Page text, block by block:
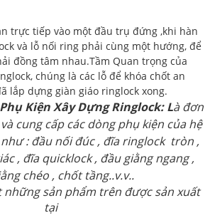
trực tiếp vào một đầu trụ đứng ,khi hàn
và lỗ nối ring phải cùng một hướng, để
đồng tâm nhau.Tầm Quan trọng của
chúng là các lỗ để khóa chốt an
lắp dựng giàn giáo ringlock xong.
Kiện Xây Dựng Ringlock: Là đơn
cung cấp các dòng phụ kiện của hệ
: đầu nối đúc , đĩa ringlock tròn ,
, đĩa quicklock , đầu giằng ngang ,
chéo , chốt tầng..v.v..
những sản phẩm trên được sản xuất
tại